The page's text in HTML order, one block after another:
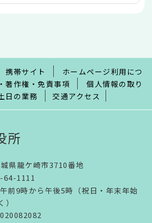
携帯サイト
ホームページ利用につ
著作権・免責事項
個人情報の取り
日の業務 交通アクセス
所
県龍ケ崎市3710番地
64-1111
前9時から午後5時（祝日・年末年始
）